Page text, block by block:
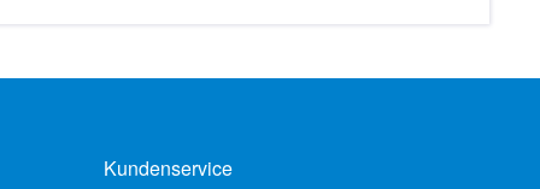
Kundenservice